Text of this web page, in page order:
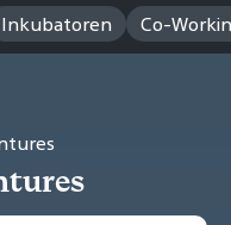
Inkubatoren Co-